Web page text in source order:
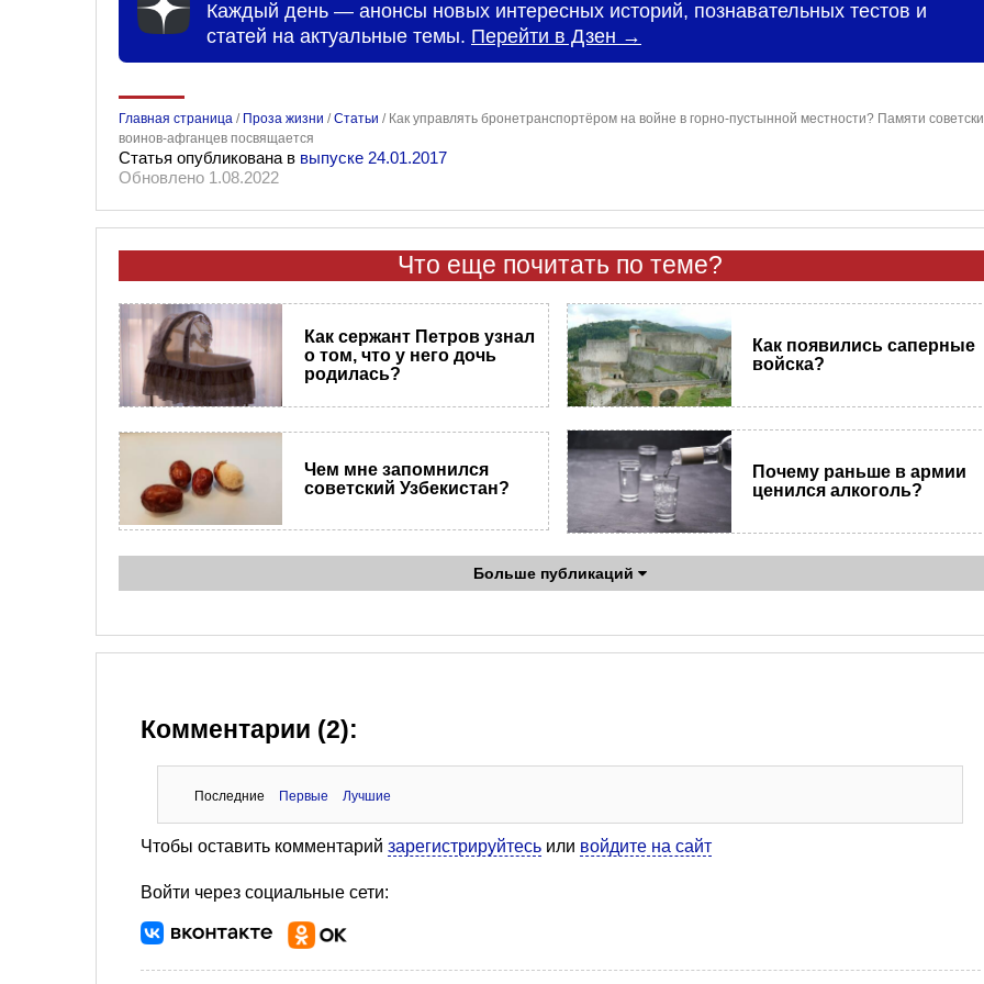
Каждый день — анонсы новых интересных историй, познавательных тестов и
статей на актуальные темы. Перейти в Дзен →
Главная страница / Проза жизни /Статьи / Как управлять бронетранспортёром на войне в горно-пустынной местности? Памяти
воинов-афганцев посвящается
Статья опубликована в выпуске 24.01.2017
Обновлено 1.08.2022
Что еще почитать по теме?
Как сержант Петров узнал
о том, что у него дочь
родилась?
Как появились саперные
войска?
Чем мне запомнился
советский Узбекистан?
Почему раньше в армии
ценился алкоголь?
Больше публикаций
Комментарии (2):
Последние Первые Лучшие
Чтобы оставить комментарий зарегистрируйтесь или войдите на сайт
Войти через социальные сети: